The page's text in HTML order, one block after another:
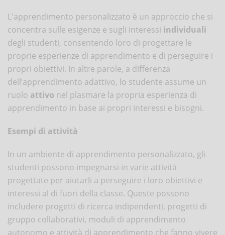
L'apprendimento personalizzato è un approccio che si
concentra sulle esigenze e sugli interessi individuali
degli studenti, consentendo loro di progettare le
proprie esperienze di apprendimento e di perseguire i
propri obiettivi. In altre parole, a differenza
dell’apprendimento adattivo, lo studente assume un
ruolo attivo nel plasmare la propria esperienza di
apprendimento in base ai propri interessi e bisogni.
Esempi di attività
In un ambiente di apprendimento personalizzato, gli
studenti possono impegnarsi in varie attività
progettate per aiutarli a perseguire i loro obiettivi e
interessi al di fuori della classe. Queste possono
includere progetti di ricerca indipendenti, progetti di
gruppo collaborativi, moduli di apprendimento
autonomo e attività di apprendimento che fanno vivere